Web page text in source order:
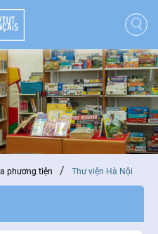
phương tiện / Thư viện Hà Nội